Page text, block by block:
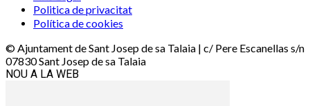
Politica de privacitat
Política de cookies
© Ajuntament de Sant Josep de sa Talaia | c/ Pere Escanellas s/n
07830 Sant Josep de sa Talaia
NOU A LA WEB